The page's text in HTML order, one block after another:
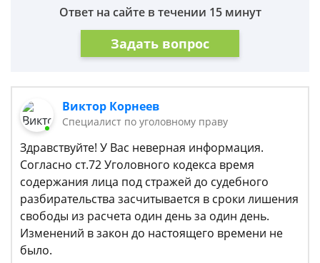
Ответ на сайте в течении 15 минут
Задать вопрос
Виктор Корнеев
Cпециалист по уголовному праву
Здравствуйте! У Вас неверная информация.
Согласно ст.72 Уголовного кодекса время
содержания лица под стражей до судебного
разбирательства засчитывается в сроки лишения
свободы из расчета один день за один день.
Изменений в закон до настоящего времени не
было.